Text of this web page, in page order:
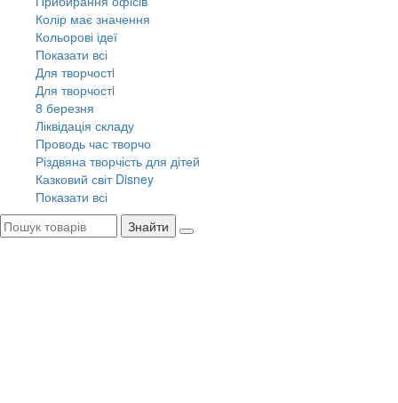
Колір має значення
Кольорові ідеї
Показати всі
Для творчостi
Для творчостi
8 березня
Ліквідація складу
Проводь час творчо
Різдвяна творчість для дітей
Казковий світ Disney
Показати всі
Знайти